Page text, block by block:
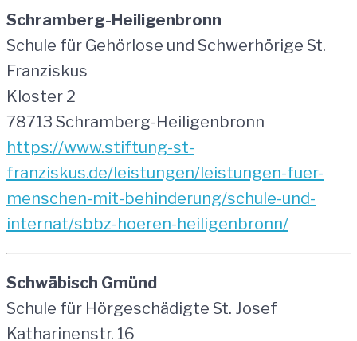
Schramberg-Heiligenbronn
Schule für Gehörlose und Schwerhörige St.
Franziskus
Kloster 2
78713 Schramberg-Heiligenbronn
https://www.stiftung-st-
franziskus.de/leistungen/leistungen-fuer-
menschen-mit-behinderung/schule-und-
internat/sbbz-hoeren-heiligenbronn/
Schwäbisch Gmünd
Schule für Hörgeschädigte St. Josef
Katharinenstr. 16